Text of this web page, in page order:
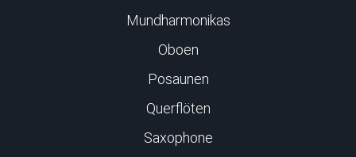
Mundharmonikas
Oboen
Posaunen
Querflöten
Saxophone